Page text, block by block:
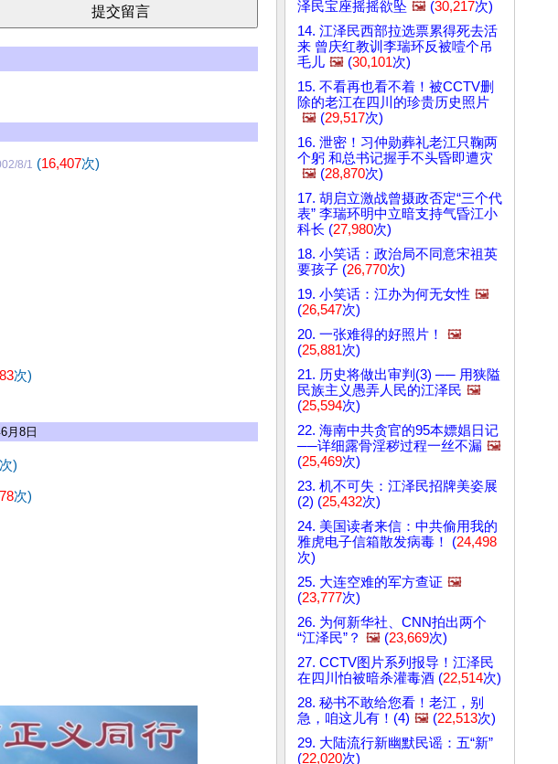
8/1 (16,407次)
次)
月8日
次)
次)
泽民宝座摇摇欲坠 🖼️ (30,217次)
14. 江泽民西部拉选票累得死去活
来 曾庆红教训李瑞环反被噎个吊
毛儿 🖼️ (30,101次)
15. 不看再也看不着！被CCTV删
除的老江在四川的珍贵历史照片
🖼️ (29,517次)
16. 泄密！习仲勋葬礼老江只鞠两
个躬 和总书记握手不头昏即遭灾
🖼️ (28,870次)
17. 胡启立激战曾摄政否定“三个代
表” 李瑞环明中立暗支持气昏江小
科长 (27,980次)
18. 小笑话：政治局不同意宋祖英
要孩子 (26,770次)
19. 小笑话：江办为何无女性 🖼️
(26,547次)
20. 一张难得的好照片！
🖼️
(25,881次)
21. 历史将做出审判(3) ── 用狭隘
民族主义愚弄人民的江泽民 🖼️
(25,594次)
22. 海南中共贪官的95本嫖娼日记
──详细露骨淫秽过程一丝不漏 🖼️
(25,469次)
23. 机不可失：江泽民招牌美姿展
(2) (25,432次)
24. 美国读者来信：中共偷用我的
雅虎电子信箱散发病毒！ (24,498
次)
25. 大连空难的军方查证 🖼️
(23,777次)
26. 为何新华社、CNN拍出两个
“江泽民”？ 🖼️ (23,669次)
27. CCTV图片系列报导！江泽民
在四川怕被暗杀灌毒酒 (22,514次)
28. 秘书不敢给您看！老江，别
急，咱这儿有！(4) 🖼️ (22,513次)
29. 大陆流行新幽默民谣：五“新”
(22,020次)